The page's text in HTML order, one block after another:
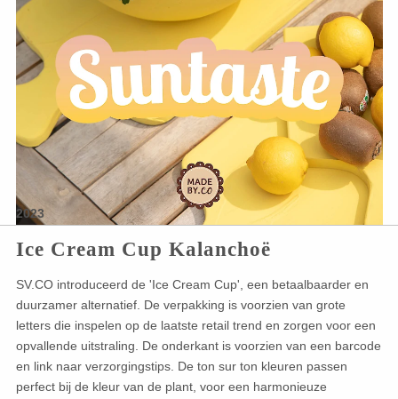
2023
Ice Cream Cup Kalanchoë
SV.CO introduceerd de 'Ice Cream Cup', een betaalbaarder en
duurzamer alternatief. De verpakking is voorzien van grote
letters die inspelen op de laatste retail trend en zorgen voor een
opvallende uitstraling. De onderkant is voorzien van een barcode
en link naar verzorgingstips. De ton sur ton kleuren passen
perfect bij de kleur van de plant, voor een harmonieuze